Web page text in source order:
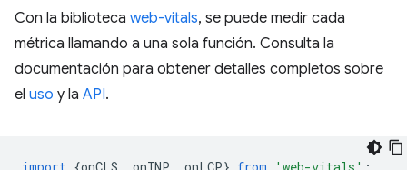
Con la biblioteca web-vitals, se puede medir cada
métrica llamando a una sola función. Consulta la
documentación para obtener detalles completos sobre
el uso y la API.